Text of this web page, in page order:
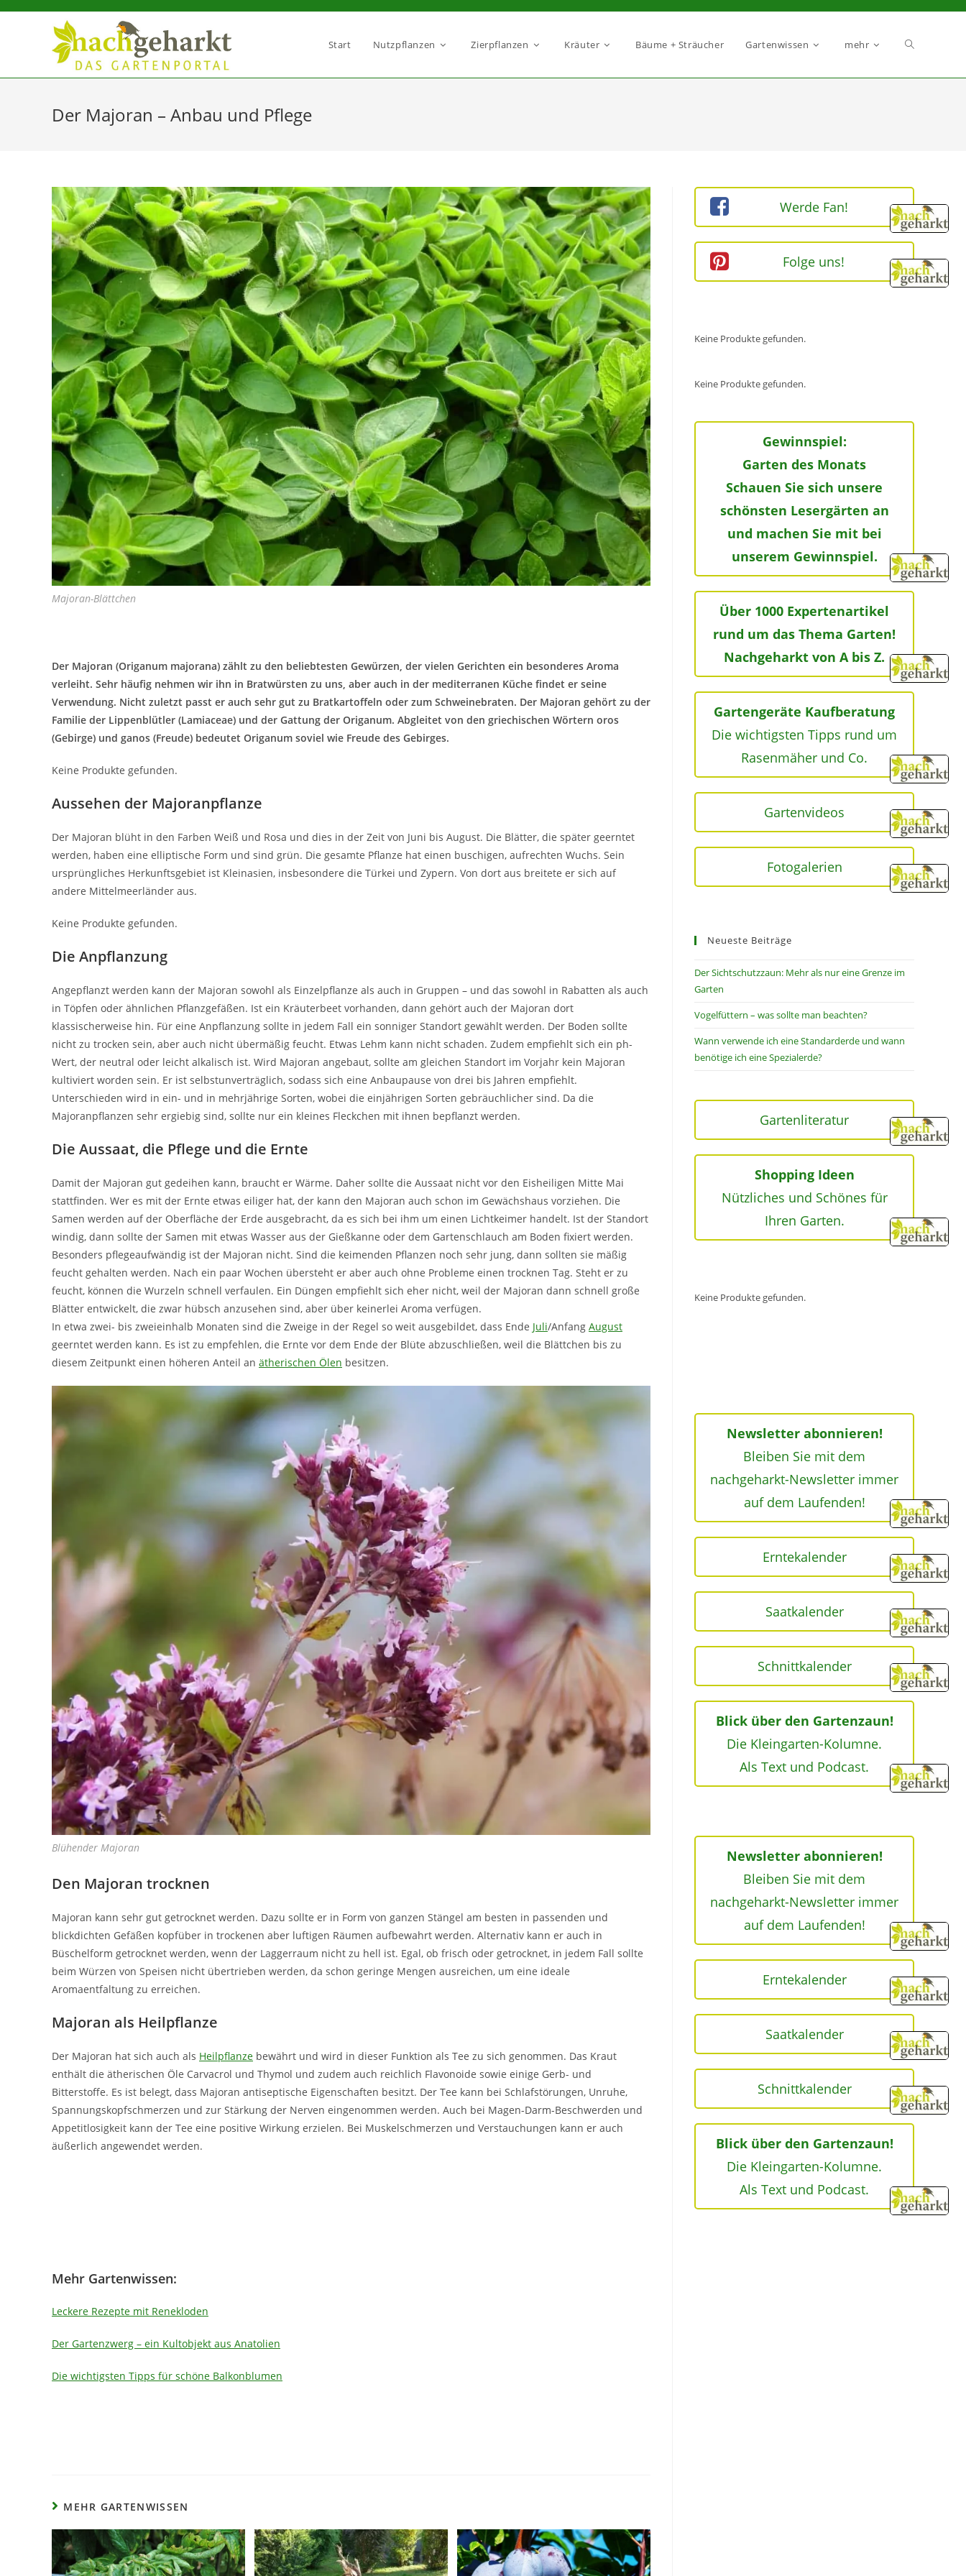
Sidebar-
Start Nutzpflanzen Zierpflanzen Kräuter Bäume + Sträucher Gartenwissen mehr
Der Majoran – Anbau und Pflege
Majoran-Blättchen
Der Majoran (Origanum majorana) zählt zu den beliebtesten Gewürzen, der vielen Gerichten ein besonderes Aroma
verleiht. Sehr häufig nehmen wir ihn in Bratwürsten zu uns, aber auch in der mediterranen Küche findet er seine
Verwendung. Nicht zuletzt passt er auch sehr gut zu Bratkartoffeln oder zum Schweinebraten. Der Majoran gehört zu der
Familie der Lippenblütler (Lamiaceae) und der Gattung der Origanum. Abgleitet von den griechischen Wörtern oros
(Gebirge) und ganos (Freude) bedeutet Origanum soviel wie Freude des Gebirges.
Keine Produkte gefunden.
Aussehen der Majoranpflanze
Der Majoran blüht in den Farben Weiß und Rosa und dies in der Zeit von Juni bis August. Die Blätter, die später geerntet
werden, haben eine elliptische Form und sind grün. Die gesamte Pflanze hat einen buschigen, aufrechten Wuchs. Sein
ursprüngliches Herkunftsgebiet ist Kleinasien, insbesondere die Türkei und Zypern. Von dort aus breitete er sich auf
andere Mittelmeerländer aus.
Keine Produkte gefunden.
Die Anpflanzung
Angepflanzt werden kann der Majoran sowohl als Einzelpflanze als auch in Gruppen – und das sowohl in Rabatten als auch
in Töpfen oder ähnlichen Pflanzgefäßen. Ist ein Kräuterbeet vorhanden, dann gehört auch der Majoran dort
klassischerweise hin. Für eine Anpflanzung sollte in jedem Fall ein sonniger Standort gewählt werden. Der Boden sollte
nicht zu trocken sein, aber auch nicht übermäßig feucht. Etwas Lehm kann nicht schaden. Zudem empfiehlt sich ein ph-
Wert, der neutral oder leicht alkalisch ist. Wird Majoran angebaut, sollte am gleichen Standort im Vorjahr kein Majoran
kultiviert worden sein. Er ist selbstunverträglich, sodass sich eine Anbaupause von drei bis Jahren empfiehlt.
Unterschieden wird in ein- und in mehrjährige Sorten, wobei die einjährigen Sorten gebräuchlicher sind. Da die
Majoranpflanzen sehr ergiebig sind, sollte nur ein kleines Fleckchen mit ihnen bepflanzt werden.
Die Aussaat, die Pflege und die Ernte
Damit der Majoran gut gedeihen kann, braucht er Wärme. Daher sollte die Aussaat nicht vor den Eisheiligen Mitte Mai
stattfinden. Wer es mit der Ernte etwas eiliger hat, der kann den Majoran auch schon im Gewächshaus vorziehen. Die
Samen werden auf der Oberfläche der Erde ausgebracht, da es sich bei ihm um einen Lichtkeimer handelt. Ist der Standort
windig, dann sollte der Samen mit etwas Wasser aus der Gießkanne oder dem Gartenschlauch am Boden fixiert werden.
Besonders pflegeaufwändig ist der Majoran nicht. Sind die keimenden Pflanzen noch sehr jung, dann sollten sie mäßig
feucht gehalten werden. Nach ein paar Wochen übersteht er aber auch ohne Probleme einen trocknen Tag. Steht er zu
feucht, können die Wurzeln schnell verfaulen. Ein Düngen empfiehlt sich eher nicht, weil der Majoran dann schnell große
Blätter entwickelt, die zwar hübsch anzusehen sind, aber über keinerlei Aroma verfügen.
In etwa zwei- bis zweieinhalb Monaten sind die Zweige in der Regel so weit ausgebildet, dass Ende Juli/Anfang August
geerntet werden kann. Es ist zu empfehlen, die Ernte vor dem Ende der Blüte abzuschließen, weil die Blättchen bis zu
diesem Zeitpunkt einen höheren Anteil an ätherischen Ölen besitzen.
Blühender Majoran
Den Majoran trocknen
Majoran kann sehr gut getrocknet werden. Dazu sollte er in Form von ganzen Stängel am besten in passenden und
blickdichten Gefäßen kopfüber in trockenen aber luftigen Räumen aufbewahrt werden. Alternativ kann er auch in
Büschelform getrocknet werden, wenn der Laggerraum nicht zu hell ist. Egal, ob frisch oder getrocknet, in jedem Fall sollte
beim Würzen von Speisen nicht übertrieben werden, da schon geringe Mengen ausreichen, um eine ideale
Aromaentfaltung zu erreichen.
Majoran als Heilpflanze
Der Majoran hat sich auch als Heilpflanze bewährt und wird in dieser Funktion als Tee zu sich genommen. Das Kraut
enthält die ätherischen Öle Carvacrol und Thymol und zudem auch reichlich Flavonoide sowie einige Gerb- und
Bitterstoffe. Es ist belegt, dass Majoran antiseptische Eigenschaften besitzt. Der Tee kann bei Schlafstörungen, Unruhe,
Spannungskopfschmerzen und zur Stärkung der Nerven eingenommen werden. Auch bei Magen-Darm-Beschwerden und
Appetitlosigkeit kann der Tee eine positive Wirkung erzielen. Bei Muskelschmerzen und Verstauchungen kann er auch
äußerlich angewendet werden.
Mehr Gartenwissen:
Leckere Rezepte mit Renekloden
Der Gartenzwerg – ein Kultobjekt aus Anatolien
Die wichtigsten Tipps für schöne Balkonblumen
MEHR GARTENWISSEN
Werde Fan!
Folge uns!
Keine Produkte gefunden.
Keine Produkte gefunden.
Gewinnspiel:
Garten des Monats
Schauen Sie sich unsere
schönsten Lesergärten an
und machen Sie mit bei
unserem Gewinnspiel.
Über 1000 Expertenartikel
rund um das Thema Garten!
Nachgeharkt von A bis Z.
Gartengeräte Kaufberatung
Die wichtigsten Tipps rund um
Rasenmäher und Co.
Gartenvideos
Fotogalerien
Neueste Beiträge
Der Sichtschutzzaun: Mehr als nur eine Grenze im
Garten
Vogelfüttern – was sollte man beachten?
Wann verwende ich eine Standarderde und wann
benötige ich eine Spezialerde?
Gartenliteratur
Shopping Ideen
Nützliches und Schönes für
Ihren Garten.
Keine Produkte gefunden.
Newsletter abonnieren!
Bleiben Sie mit dem
nachgeharkt-Newsletter immer
auf dem Laufenden!
Erntekalender
Saatkalender
Schnittkalender
Blick über den Gartenzaun!
Die Kleingarten-Kolumne.
Als Text und Podcast.
Newsletter abonnieren!
Bleiben Sie mit dem
nachgeharkt-Newsletter immer
auf dem Laufenden!
Erntekalender
Saatkalender
Schnittkalender
Blick über den Gartenzaun!
Die Kleingarten-Kolumne.
Als Text und Podcast.